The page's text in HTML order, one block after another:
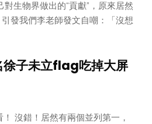
生物界做出的“貢獻”，原來居然
發我們李老師發文自嘲：「沒想
子未立flag吃掉大屏
沒錯！居然有兩個並列第一，